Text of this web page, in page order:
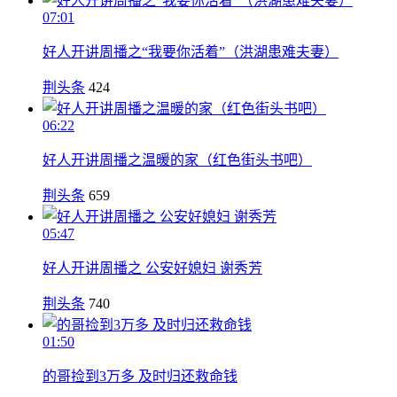
07:01
好人开讲周播之“我要你活着”（洪湖患难夫妻）
荆头条 424
06:22
好人开讲周播之温暖的家（红色街头书吧）
荆头条 659
05:47
好人开讲周播之 公安好媳妇 谢秀芳
荆头条 740
01:50
的哥捡到3万多 及时归还救命钱